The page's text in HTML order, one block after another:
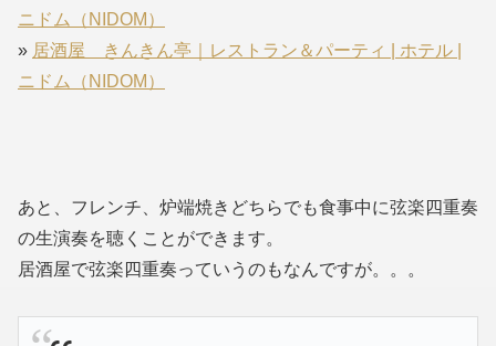
ニドム（NIDOM）
» 居酒屋 きんきん亭｜レストラン＆パーティ | ホテル |
ニドム（NIDOM）
あと、フレンチ、炉端焼きどちらでも食事中に弦楽四重奏
の生演奏を聴くことができます。
居酒屋で弦楽四重奏っていうのもなんですが。。。